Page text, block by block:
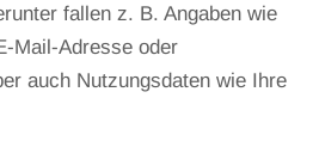
fallen z. B. Angaben wie
Mail-Adresse oder
auch Nutzungsdaten wie Ihre